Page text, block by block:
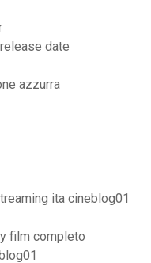
date
azzurra
ita cineblog01
film completo